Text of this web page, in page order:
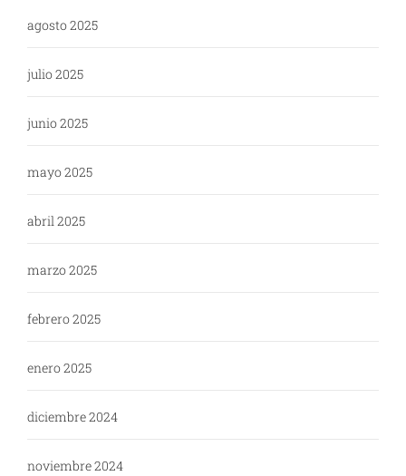
agosto 2025
julio 2025
junio 2025
mayo 2025
abril 2025
marzo 2025
febrero 2025
enero 2025
diciembre 2024
noviembre 2024